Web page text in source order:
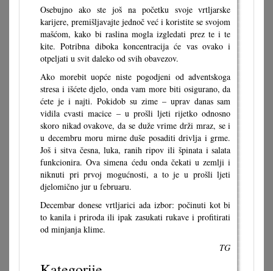
Osebujno ako ste još na početku svoje vrtljarske
karijere, premišljavajte jednoč već i koristite se svojom
mašćom, kako bi raslina mogla izgledati prez te i te
kite. Potribna diboka koncentracija će vas ovako i
otpeljati u svit daleko od svih obavezov.
Ako morebit uopće niste pogodjeni od adventskoga
stresa i išćete djelo, onda vam more biti osigurano, da
ćete je i najti. Pokidob su zime – uprav danas sam
vidila cvasti macice – u prošli ljeti rijetko odnosno
skoro nikad ovakove, da se duže vrime drži mraz, se i
u decembru moru mirne duše posaditi drivlja i grme.
Još i sitva česna, luka, ranih ripov ili špinata i salata
funkcionira. Ova simena ćedu onda čekati u zemlji i
niknuti pri prvoj mogućnosti, a to je u prošli ljeti
djelomično jur u februaru.
Decembar donese vrtljarici ada izbor: počinuti kot bi
to kanila i priroda ili ipak zasukati rukave i profitirati
od minjanja klime.
TG